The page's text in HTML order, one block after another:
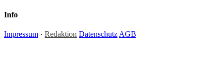
Info
Impressum · Redaktion DatenschutzAGB